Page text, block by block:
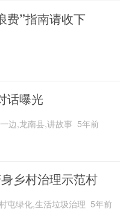
费”指南请收下
话曝光
边,龙南县,讲故事 5年前
乡村治理示范村
屯绿化,生活垃圾治理 5年前